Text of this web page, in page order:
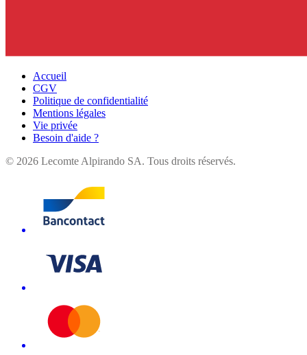
Accueil
CGV
Politique de confidentialité
Mentions légales
Vie privée
Besoin d'aide ?
© 2026 Lecomte Alpirando SA. Tous droits réservés.